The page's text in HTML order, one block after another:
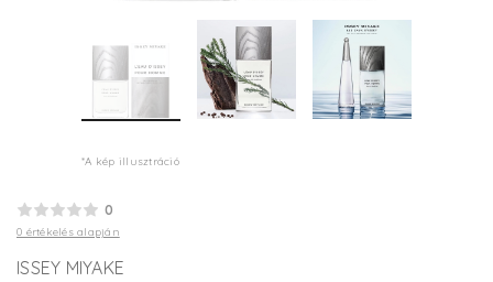
*A kép illusztráció
0
0 értékelés alapján
ISSEY MIYAKE